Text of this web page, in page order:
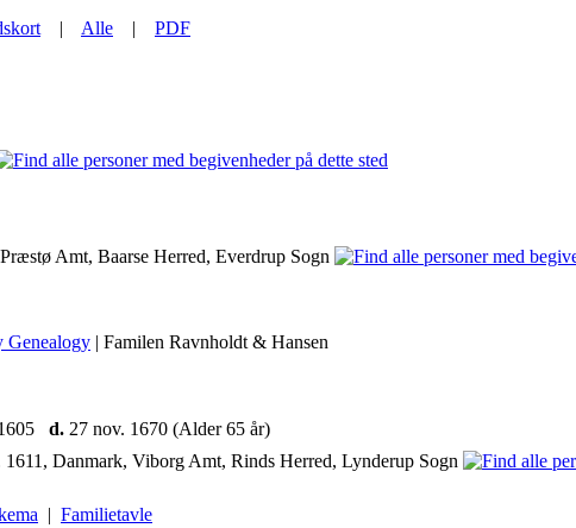
| Alle | PDF
Amt, Baarse Herred, Everdrup Sogn
Genealogy | Familen Ravnholdt & Hansen
d. 27 nov. 1670 (Alder 65 år)
1611, Danmark, Viborg Amt, Rinds Herred, Lynderup Sogn
| Familietavle